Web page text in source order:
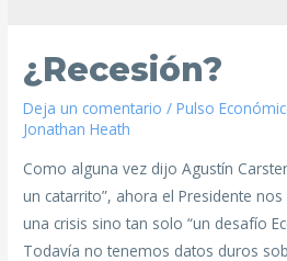
¿Recesión?
Deja un comentario /Pulso
Jonathan Heath
Como alguna vez dijo Agustín
un catarrito”, ahora el Presidente
una crisis sino tan solo “un desafío
Todavía no tenemos datos duros